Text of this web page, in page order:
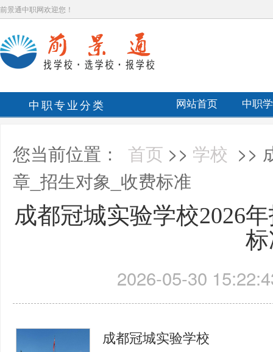
前景通中职网欢迎您！
中职专业分类 网站首页 中职
您当前位置： 首页 >> 学校 >>
章_招生对象_收费标准
成都冠城实验学校2026
2026-05-30
成都冠城实验学校